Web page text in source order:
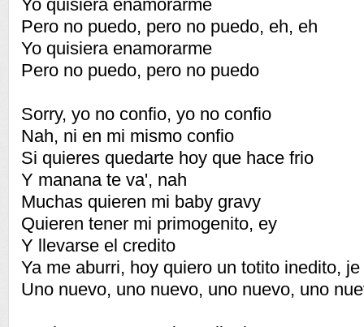
Yo quisiera enamorarme
Pero no puedo, pero no puedo, eh, eh
Yo quisiera enamorarme
Pero no puedo, pero no puedo
Sorry, yo no confio, yo no confio
Nah, ni en mi mismo confio
Si quieres quedarte hoy que hace frio
Y manana te va', nah
Muchas quieren mi baby gravy
Quieren tener mi primogenito, ey
Y llevarse el credito
Ya me aburri, hoy quiero un totito inedito, je
Uno nuevo, uno nuevo, uno nuevo, uno